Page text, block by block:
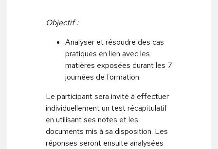
Objectif:
Analyser et résoudre des cas
pratiques en lien avec les
matières exposées durant les 7
journées de formation.
Le participant sera invité à effectuer
individuellement un test récapitulatif
en utilisant ses notes et les
documents mis à sa disposition. Les
réponses seront ensuite analysées